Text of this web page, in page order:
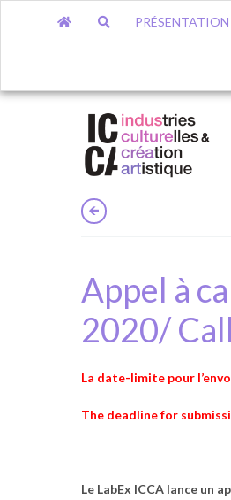
PRÉSENTATION
Appel à
2020/
La date-limite pour
The deadline for
Le LabEx ICCA lance un